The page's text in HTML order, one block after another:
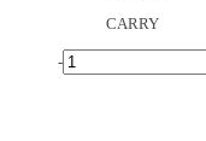
CARRY
-